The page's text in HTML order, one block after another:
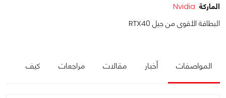
الماركة Nvidia
البطاقة الأقوى من جيل RTX40
المواصفات أخبار مقالات مراجعات كيف